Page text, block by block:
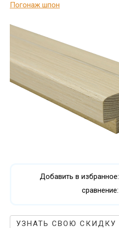
Погонаж шпон
Добавить в избранное:
сравнение:
УЗНАТЬ СВОЮ СКИДКУ